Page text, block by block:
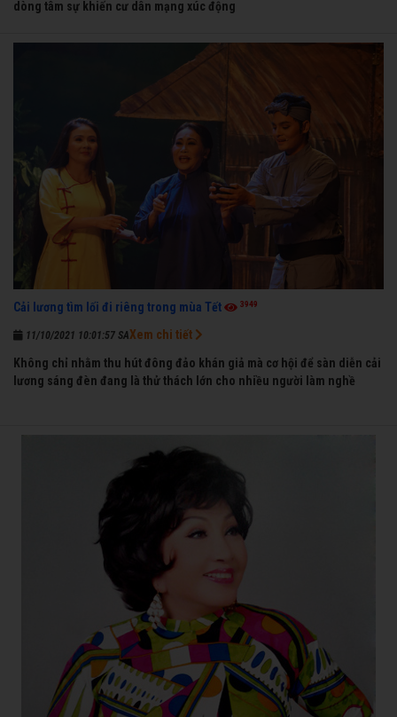
dòng tâm sự khiến cư dân mạng xúc động
Cải lương tìm lối đi riêng trong mùa Tết 3949
11/10/2021 10:01:57 SA
Không chỉ nhằm thu hút đông đảo khán giả mà cơ hội để sàn diễn cải
lương sáng đèn đang là thử thách lớn cho nhiều người làm nghề
Xem chi tiết